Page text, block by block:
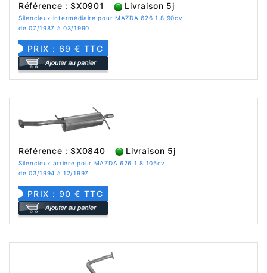
Référence : SX0901 Livraison 5j
Silencieux intermédiaire pour MAZDA 626 1.8 90cv
de 07/1987 à 03/1990
PRIX : 69 € TTC
Référence : SX0840 Livraison 5j
Silencieux arriere pour MAZDA 626 1.8 105cv
de 03/1994 à 12/1997
PRIX : 90 € TTC